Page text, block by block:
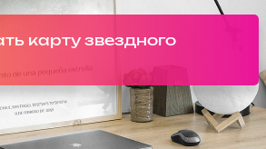
карту звездного